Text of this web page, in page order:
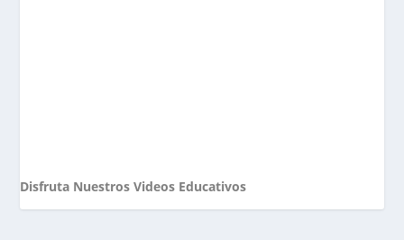
Disfruta Nuestros Videos Educativos